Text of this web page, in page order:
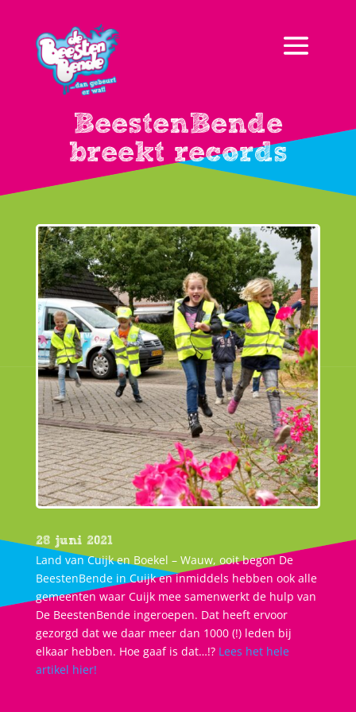
BeestenBende
breekt records
28 juni 2021
Land van Cuijk en Boekel – Wauw, ooit begon De
BeestenBende in Cuijk en inmiddels hebben ook alle
gemeenten waar Cuijk mee samenwerkt de hulp van
De BeestenBende ingeroepen. Dat heeft ervoor
gezorgd dat we daar meer dan 1000 (!) leden bij
elkaar hebben. Hoe gaaf is dat…!? Lees het hele
artikel hier!